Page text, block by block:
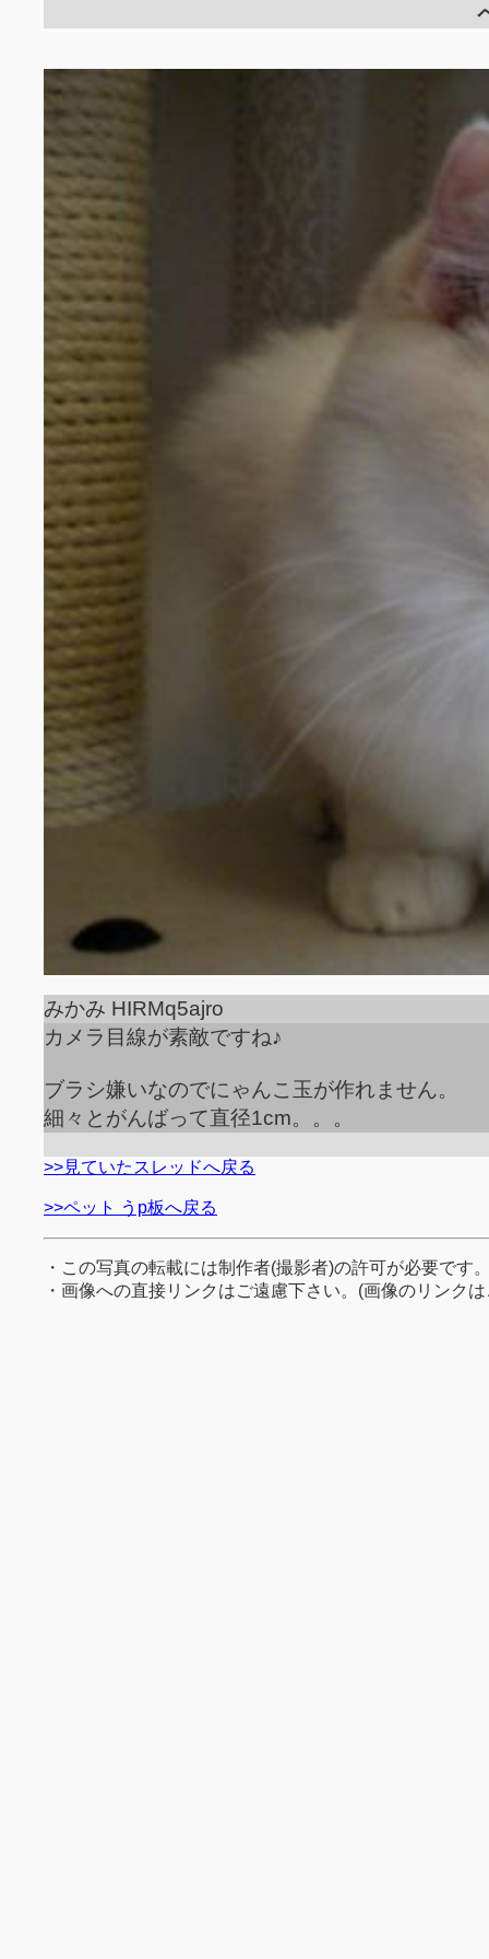
みかみ HIRMq5ajro
カメラ目線が素敵ですね♪
ブラシ嫌いなのでにゃんこ玉が作れません。
細々とがんばって直径1cm。。。
>>見ていたスレッドへ戻る
>>ペット うp板へ戻る
・この写真の転載には制作者(撮影者)の許可が必要です
・画像への直接リンクはご遠慮下さい。(画像のリンク